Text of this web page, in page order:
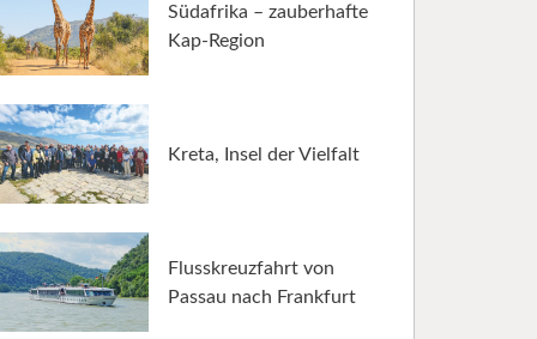
Südafrika – zauberhafte
Kap-Region
Kreta, Insel der Vielfalt
Flusskreuzfahrt von
Passau nach Frankfurt